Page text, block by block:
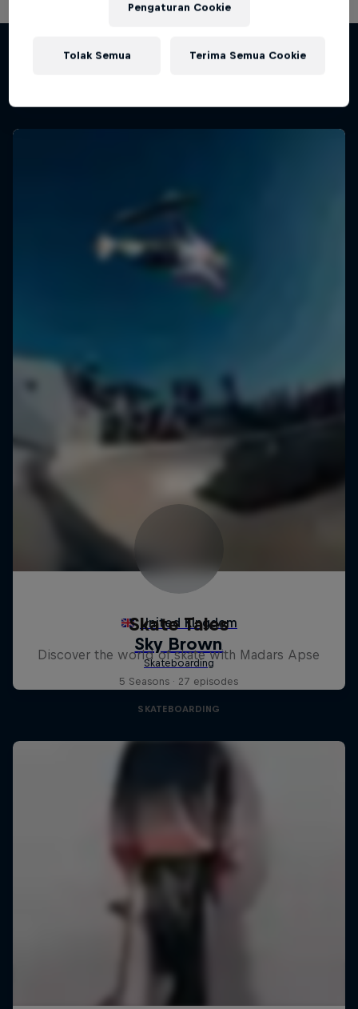
Skate Tales
Discover the world of skate with Madars Apse
5 Seasons · 27 episodes
SKATEBOARDING
Pengaturan Cookie
Tolak Semua Terima Semua Cookie